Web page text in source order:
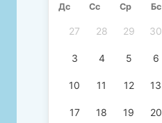
Дс Сc Ср Бс
27 28 29 30
3 4 5 6
10 11 12 13
17 18 19 20